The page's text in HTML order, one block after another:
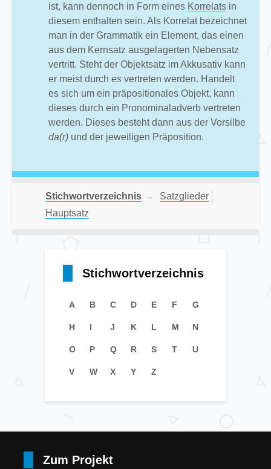
ist, kann dennoch in Form eines Korrelats in
diesem enthalten sein. Als Korrelat bezeichnet
man in der Grammatik ein Element, das einen
aus dem Kernsatz ausgelagerten Nebensatz
vertritt. Steht der Objektsatz im Akkusativ kann
er meist durch es vertreten werden. Handelt
es sich um ein präpositionales Objekt, kann
dieses durch ein Pronominaladverb vertreten
werden. Dieses besteht dann aus der Vorsilbe
da(r) und der jeweiligen Präposition.
Stichwortverzeichnis →
Satzglieder
Hauptsatz
Stichwortverzeichnis
A B C D E F G
H I J K L M N
O P Q R S T U
V W X Y Z
Zum Projekt